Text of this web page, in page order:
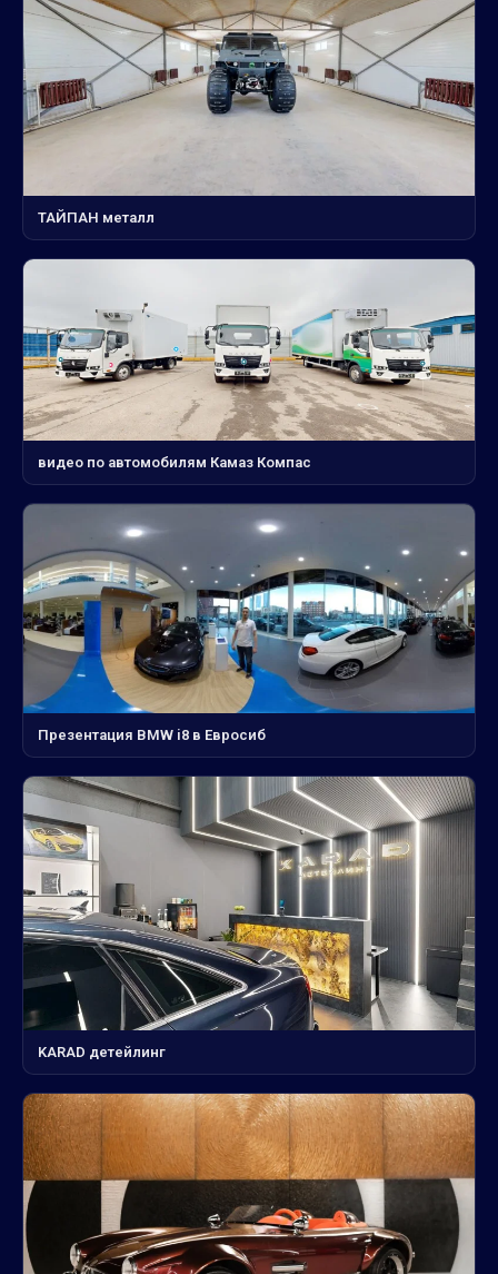
ТАЙПАН металл
видео по автомобилям Камаз Компас
Презентация BMW i8 в Евросиб
KARAD детейлинг